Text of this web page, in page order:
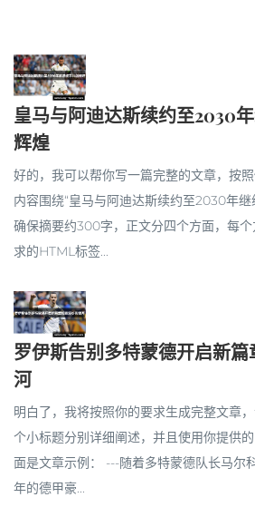
皇马与阿迪达斯续约至2030
辉煌
好的，我可以帮你写一篇完整的文章，按照
内容围绕“皇马与阿迪达斯续约至2030年
确保摘要约300字，正文分四个方面，每
求的HTML标签...
罗伊斯告别多特蒙德开启新
河
明白了，我将按照你的要求生成完整文章
个小标题分别详细阐述，并且使用你提供
面是文章示例： ---随着多特蒙德队长马尔
年的德甲豪...